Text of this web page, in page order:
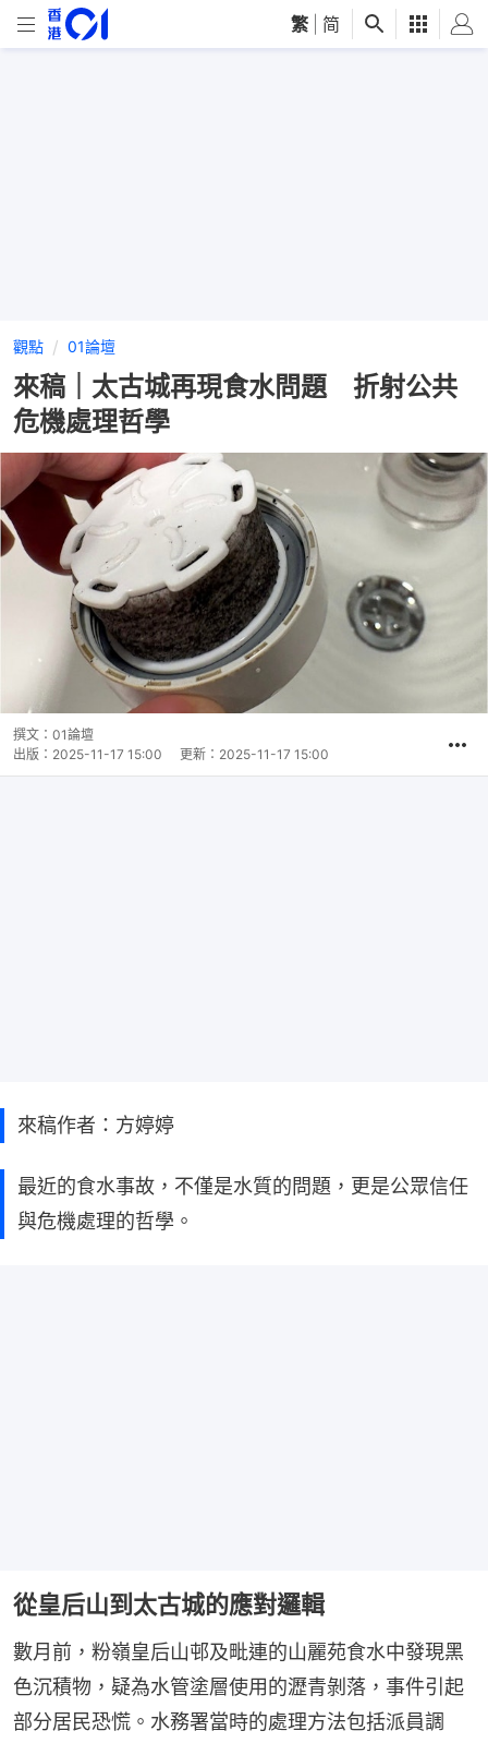
繁 简
觀點 01論壇
來稿｜太古城再現食水問題 折射公共
危機處理哲學
撰文： 01論壇
出版： 2025-11-17 15:00 更新： 2025-11-17 15:00
來稿作者：方婷婷
最近的食水事故，不僅是水質的問題，更是公眾信任
與危機處理的哲學。
從皇后山到太古城的應對邏輯
數月前，粉嶺皇后山邨及毗連的山麗苑食水中發現黑
色沉積物，疑為水管塗層使用的瀝青剝落，事件引起
部分居民恐慌。水務署當時的處理方法包括派員調